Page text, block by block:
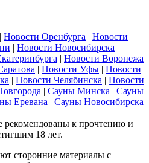
| Новости Оренбурга | Новости
| Новости Новосибирска |
| Новости Воронежа
| Новости Уфы | Новости
| Новости Челябинска | Новости
| Сауны Минска | Сауны
Еревана | Сауны Новосибирска
рекомендованы к прочтению и
18 лет.
сторонние материалы с